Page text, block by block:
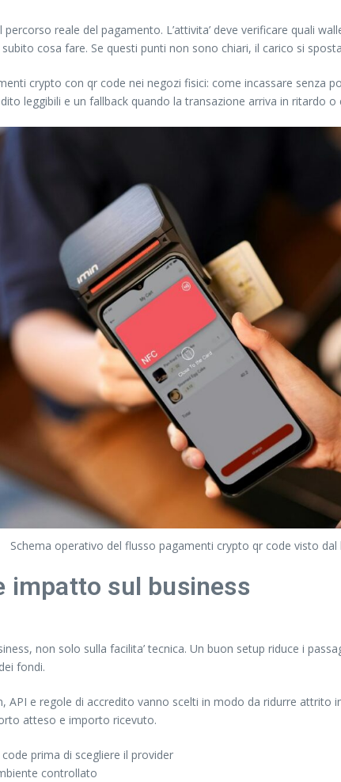
reale del pagamento. L’attivita’ deve verificare quali
cosa fare. Se questi punti non sono chiari, il carico si
crypto con qr code nei negozi fisici: come incassare senza
leggibili e un fallback quando la transazione arriva in ritardo
Schema operativo del flusso pagamenti crypto qr code visto
impatto sul business
non solo sulla facilita’ tecnica. Un buon setup riduce i
fondi.
e regole di accredito vanno scelti in modo da ridurre attrito
atteso e importo ricevuto.
prima di scegliere il provider
controllato